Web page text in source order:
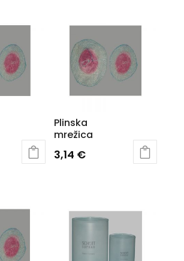
Plinska
mrežica
3,14 €